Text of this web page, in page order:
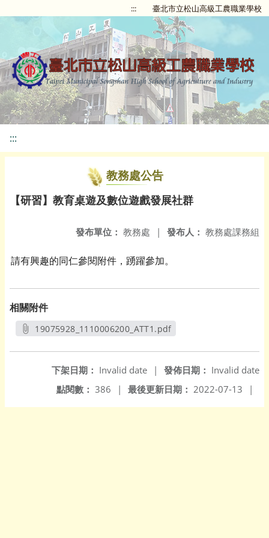
::: 臺北市立松山高級工農職業學校
:::
教務處公告
【研習】教育桌遊及數位遊戲發展社群
發布人： 教務處課務組
發布單位： 教務處 |
請有興趣的同仁參閱附件，踴躍參加。
相關附件
19075928_1110006200_ATT1.pdf
發佈日期： Invalid date
下架日期： Invalid date
|
最後更新日期： 2022-07-13 |
點閱數： 386 |